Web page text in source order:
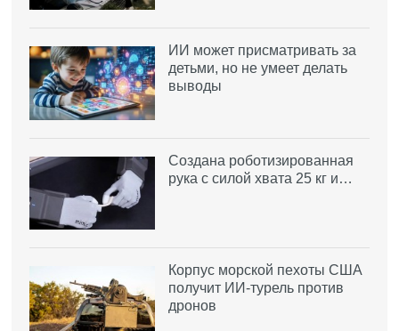
ИИ может присматривать за
детьми, но не умеет делать
выводы
Создана роботизированная
рука с силой хвата 25 кг и…
Корпус морской пехоты США
получит ИИ-турель против
дронов